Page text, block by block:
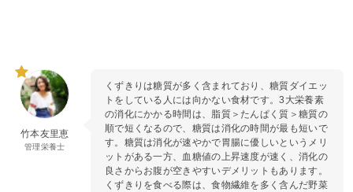
竹本友里恵
管理栄養士
くずきりは糖質が多く含まれており、糖質ダイエッ
トをしている人には向かない食材です。3大栄養素
の消化にかかる時間は、脂質＞たんぱく質＞糖質の
順で短くなるので、糖質は消化の時間が最も短いで
す。糖質は消化が速やかで胃腸に優しいというメリ
ットがある一方、血糖値の上昇速度が速く、消化の
良さからお腹が空きやすいデメリットもあります。
くずきりを食べる際は、食物繊維を多く含んだ野菜